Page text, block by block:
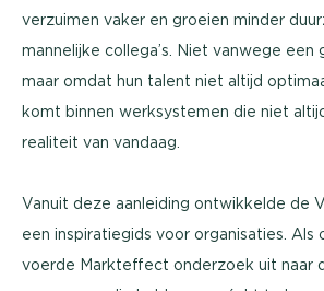
verzuimen vaker en groeien minder
mannelijke collega’s. Niet vanwege een
maar omdat hun talent niet altijd
komt binnen werksystemen die niet
realiteit van vandaag.
Vanuit deze aanleiding ontwikkelde de
een inspiratiegids voor organisaties. Als
voerde Markteffect onderzoek uit naar